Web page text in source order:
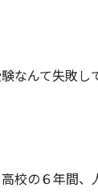
なんて失敗
校の６年間、